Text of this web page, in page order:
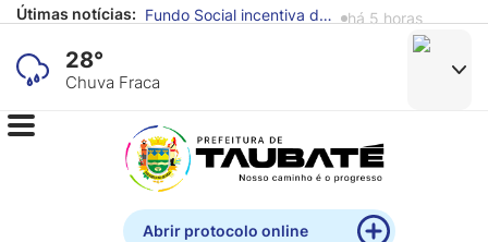
Útimas notícias: Fundo Social incentiva doação de alimentos para reforçar atendimento a famílias em situação de vulnerabilidade há 5 horas
28°
Chuva Fraca
Abrir protocolo online